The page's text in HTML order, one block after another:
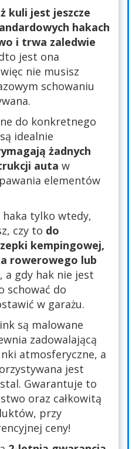
kuli jest jeszcze
hakach
i trwa zaledwie
jest ona
nie musisz
schowaniu
do konkretnego
idealnie
żadnych
auta w
elementów
haka tylko wtedy,
czy to do
kempingowej,
rowerowego lub
, a gdy hak nie jest
schować do
w garażu.
są malowane
zadowalającą
atmosferyczne, a
jest
Gwarantuje to
oraz całkowitą
przy
ceny!